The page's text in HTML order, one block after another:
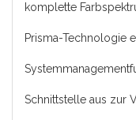
komplette
Prisma-Technologie
Schnittstelle aus zur